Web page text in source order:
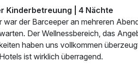
Kinderbetreuung | 4 Nächte
der Barceeper an mehreren
Der Wellnessbereich, das
haben uns vollkommen
ist wirklich überragend.